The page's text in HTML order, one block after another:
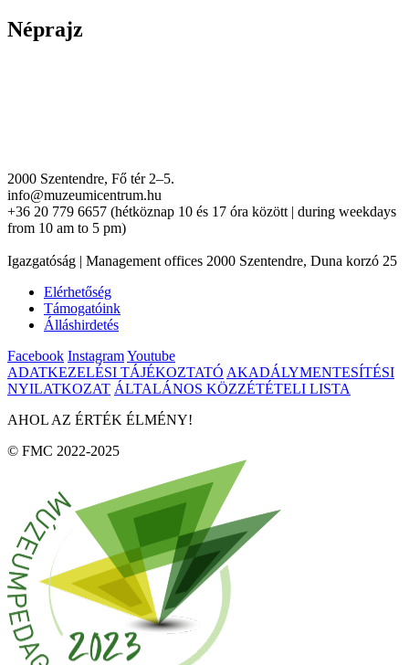
Néprajz
2000 Szentendre, Fő tér 2–5.
info@muzeumicentrum.hu
+36 20 779 6657 (hétköznap 10 és 17 óra között | during weekdays
from 10 am to 5 pm)
Igazgatóság | Management offices 2000 Szentendre, Duna korzó 25
Elérhetőség
Támogatóink
Álláshirdetés
Facebook InstagramYoutube
ADATKEZELÉSI TÁJÉKOZTATÓ AKADÁLYMENTESÍTÉSI
NYILATKOZAT ÁLTALÁNOS KÖZZÉTÉTELI LISTA
AHOL AZ ÉRTÉK ÉLMÉNY!
© FMC 2022-2025